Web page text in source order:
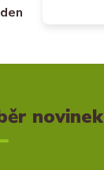
novinek